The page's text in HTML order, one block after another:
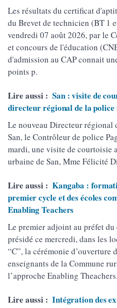
Les résultats du certificat
du Brevet de technicien (BT 1
vendredi 07 août 2026, par le
et concours de l'éducation
d'admission au CAP connait
points p.
Lire aussi : San : visite de
directeur régional de la
Le nouveau Directeur régional
San, le Contrôleur de police
mardi, une visite de courtoisie
urbaine de San, Mme Félicité
Lire aussi : Kangaba :
premier cycle et des écoles
Enabling Teachers
Le premier adjoint au préfet
présidé ce mercredi, dans les
“C”, la cérémonie d’ouverture
enseignants de la Commune
l’approche Enabling
Lire aussi : Intégration des